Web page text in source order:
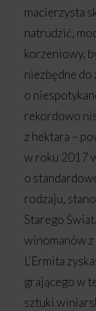
macierzysta
natrudzić,
korzeniowy,
niezbędne
o
rekordowo
z hektara –
w roku 2017
o
rodzaju,
Starego
winomanów
L’Ermita
grającego w
sztuki